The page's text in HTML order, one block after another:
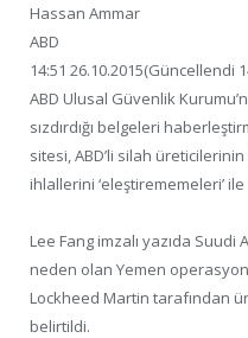
Hassan Ammar
ABD
14:51 26.10.2015(Güncellendi
ABD Ulusal Güvenlik
sızdırdığı belgeleri
sitesi, ABD’li silah
ihlallerini ‘eleştirememeleri’ ile
Lee Fang imzalı yazıda
neden olan Yemen
Lockheed Martin tarafından
belirtildi.